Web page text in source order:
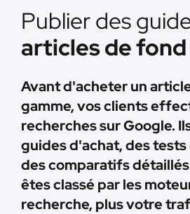
Publier des
articles de fond
Avant d'acheter un
gamme, vos clients
recherches sur Google.
guides d'achat, des
des comparatifs
êtes classé par les
recherche, plus votre